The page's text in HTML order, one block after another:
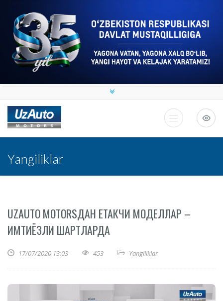
Yangiliklar
UZAUTO MOTORSДАН ЕТАКЧИ МОДЕЛЛАР –
ИМТИЁЗЛИ ШАРТЛАРДА
17/07/2020 13:03 453 Yangiliklar